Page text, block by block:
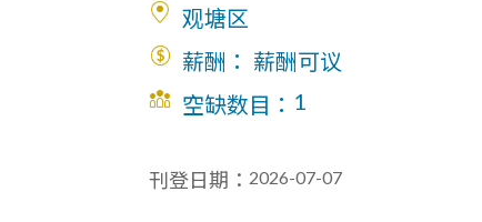
观塘区
薪酬： 薪酬可议
空缺数目： 1
刊登日期： 2026-07-07